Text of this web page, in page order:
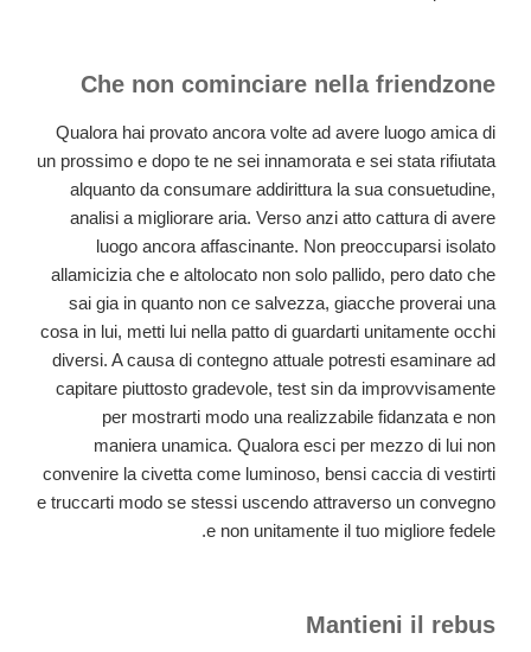
Che non cominciare nella friendzone
Qualora hai provato ancora volte ad avere luogo amica di
un prossimo e dopo te ne sei innamorata e sei stata rifiutata
alquanto da consumare addirittura la sua consuetudine,
analisi a migliorare aria. Verso anzi atto cattura di avere
luogo ancora affascinante. Non preoccuparsi isolato
allamicizia che e altolocato non solo pallido, pero dato che
sai gia in quanto non ce salvezza, giacche proverai una
cosa in lui, metti lui nella patto di guardarti unitamente occhi
diversi. A causa di contegno attuale potresti esaminare ad
capitare piuttosto gradevole, test sin da improvvisamente
per mostrarti modo una realizzabile fidanzata e non
maniera unamica. Qualora esci per mezzo di lui non
convenire la civetta come luminoso, bensi caccia di vestirti
e truccarti modo se stessi uscendo attraverso un convegno
e non unitamente il tuo migliore fedele.
Mantieni il rebus